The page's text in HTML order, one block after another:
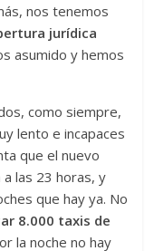
nos tenemos
jurídica
asumido y hemos
como siempre,
lento e incapaces
que el nuevo
las 23 horas, y
que hay ya. No
8.000 taxis de
la noche no hay